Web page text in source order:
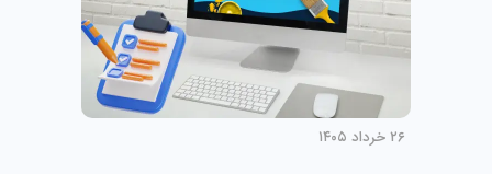
۲۶ خرداد ۱۴۰۵